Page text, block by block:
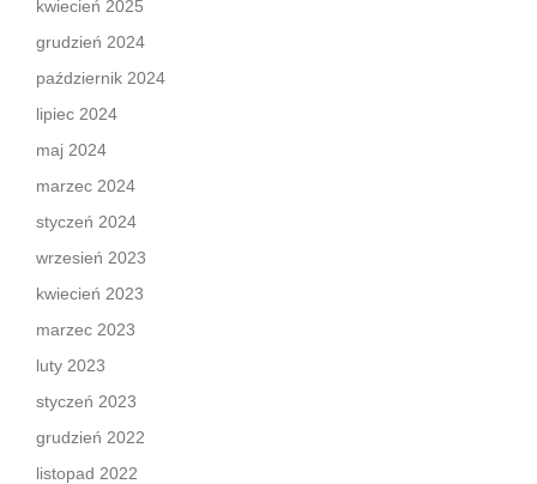
kwiecień 2025
grudzień 2024
październik 2024
lipiec 2024
maj 2024
marzec 2024
styczeń 2024
wrzesień 2023
kwiecień 2023
marzec 2023
luty 2023
styczeń 2023
grudzień 2022
listopad 2022